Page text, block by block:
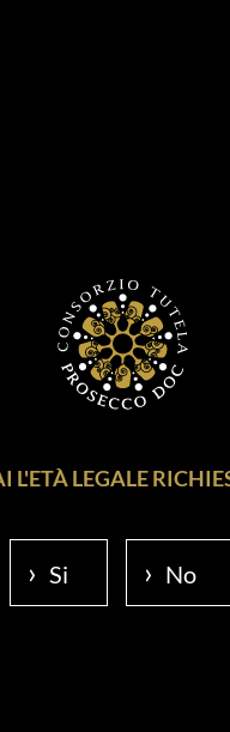
nelle precedenti
che,
partecipano a
non vi è
offerto ai
L'ETÀ LEGALE
Si No